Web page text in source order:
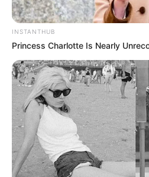
INSTANTHUB
Princess Charlotte Is Nearly